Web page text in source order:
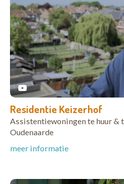
Residentie Keizerhof
Assistentiewoningen te huur &
Oudenaarde
meer informatie